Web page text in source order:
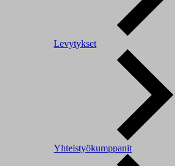
Levytykset
Yhteistyökumppanit